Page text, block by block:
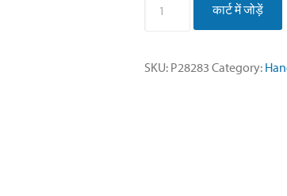
SYRINGE
TIP,
कार्ट में जोड़ें
SKU: P28283 Category: